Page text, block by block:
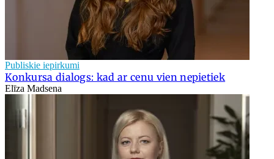
Publiskie iepirkumi
Konkursa dialogs: kad ar cenu vien nepietiek
Elīza Madsena